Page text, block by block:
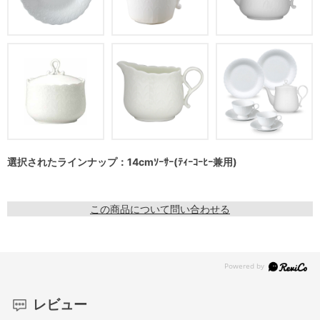
選択されたラインナップ：14cmｿｰｻｰ(ﾃｨｰｺｰﾋｰ兼用)
この商品について問い合わせる
レビュー